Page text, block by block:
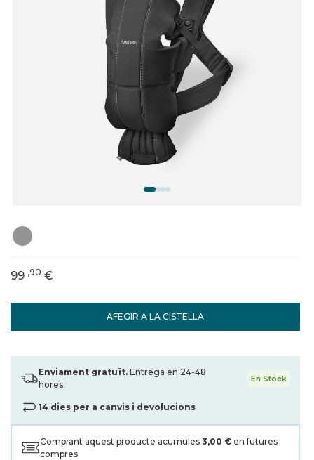
AFEGIR A LA CISTELLA
99 ,90 €
Enviament gratuït. Entrega en 24-48
hores.
En Stock
14 dies per a canvis i devolucions
Comprant aquest producte acumules 3,00 € en futures
compres